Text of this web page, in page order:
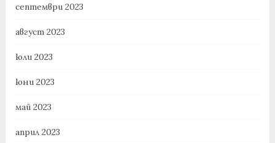
септември 2023
август 2023
юли 2023
юни 2023
май 2023
април 2023